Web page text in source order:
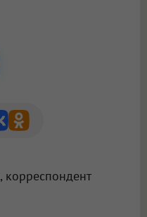
, корреспондент